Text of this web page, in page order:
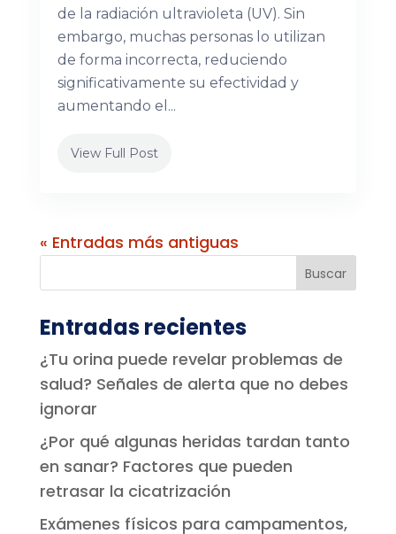
de la radiación ultravioleta (UV). Sin
embargo, muchas personas lo utilizan
de forma incorrecta, reduciendo
significativamente su efectividad y
aumentando el...
View Full Post
« Entradas más antiguas
Entradas recientes
¿Tu orina puede revelar problemas de
salud? Señales de alerta que no debes
ignorar
¿Por qué algunas heridas tardan tanto
en sanar? Factores que pueden
retrasar la cicatrización
Exámenes físicos para campamentos,